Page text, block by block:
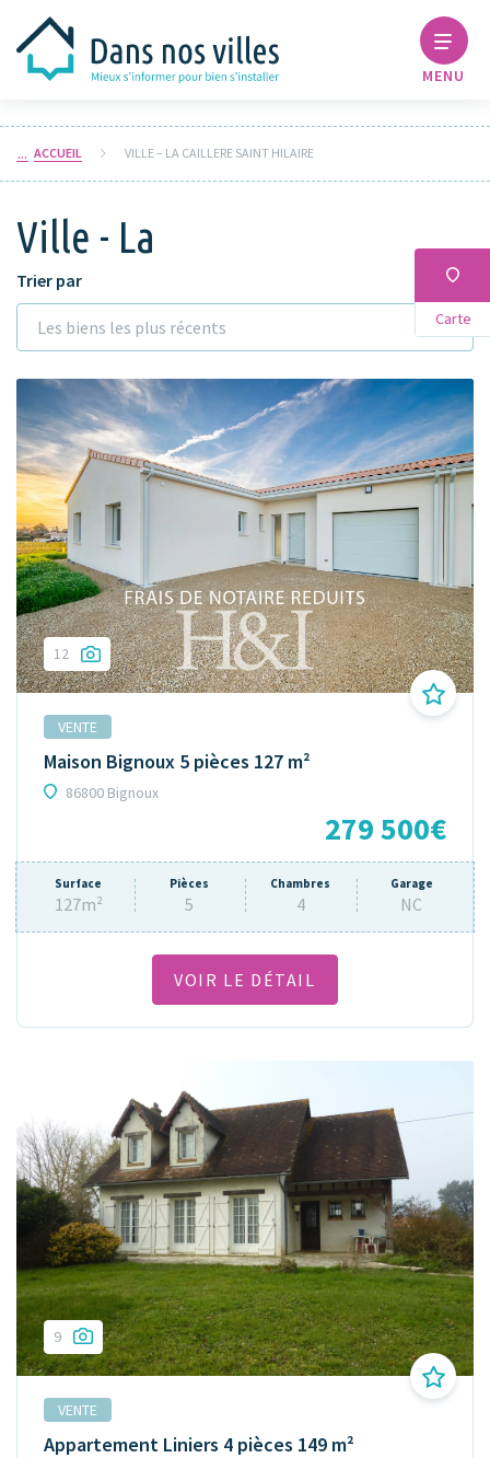
MENU
ACCUEIL VILLE – LA CAILLERE SAINT HILAIRE
Ville - La
Carte
Trier par
Les biens les plus récents
12
VENTE
Maison Bignoux 5 pièces 127 m²
86800 Bignoux
279 500€
Surface
127m²
Pièces
5
Chambres
4
Garage
NC
VOIR LE DÉTAIL
9
VENTE
Appartement Liniers 4 pièces 149 m²